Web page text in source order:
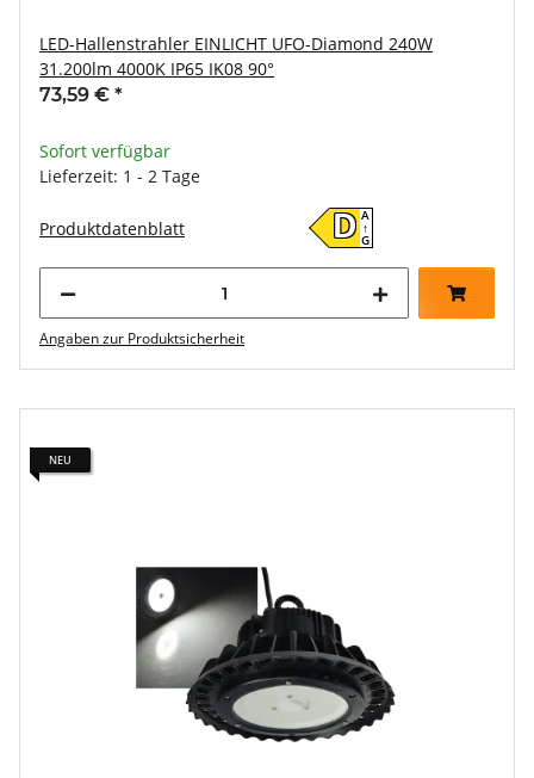
LED-Hallenstrahler EINLICHT UFO-Diamond 240W
31.200lm 4000K IP65 IK08 90°
73,59 € *
Sofort verfügbar
Lieferzeit: 1 - 2 Tage
Produktdatenblatt D A
↑
G
Angaben zur Produktsicherheit
NEU